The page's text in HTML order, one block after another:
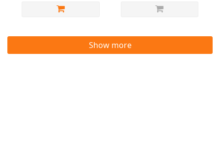
Show more